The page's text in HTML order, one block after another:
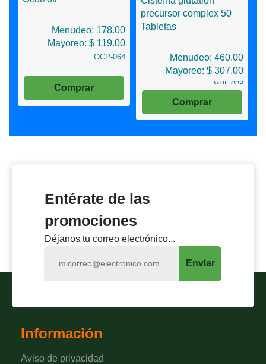
Menudeo: 178.00
Mayoreo: $ 119.00
OCP-064
Comprar
precursor complex 50
Tabletas
Menudeo: 460.00
Mayoreo: $ 307.00
VRL-008
Comprar
Entérate de las
promociones
Déjanos tu correo electrónico...
Enviar
Información
Aviso de privacidad